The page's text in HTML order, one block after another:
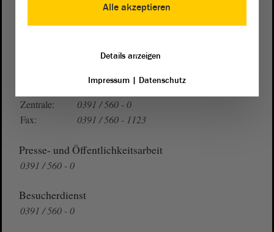
Auf Google Maps
Telefon und Fax
Zentrale:
0391 / 560 - 0
Fax:
0391 / 560 - 1123
Presse- und Öffentlichkeitsarbeit
0391 / 560 - 0
Besucherdienst
0391 / 560 - 0
Alle akzeptieren
Details anzeigen
Impressum| Datenschutz